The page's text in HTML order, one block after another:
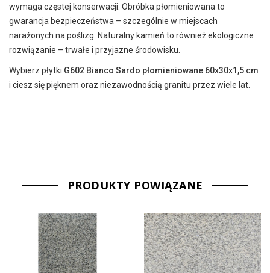
wymaga częstej konserwacji. Obróbka płomieniowana to
gwarancja bezpieczeństwa – szczególnie w miejscach
narażonych na poślizg. Naturalny kamień to również ekologiczne
rozwiązanie – trwałe i przyjazne środowisku.
Wybierz płytki G602 Bianco Sardo płomieniowane 60x30x1,5 cm
i ciesz się pięknem oraz niezawodnością granitu przez wiele lat.
PRODUKTY POWIĄZANE